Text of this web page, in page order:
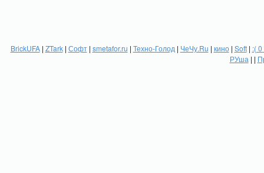
BrickUFA| ZTark| Софт| smetafor.ru | Техно-Голод | ЧеЧу.Ru | кино| Soft| :(
РУша | |